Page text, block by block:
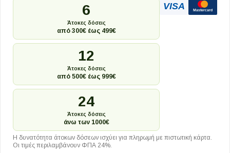
6
Άτοκες δόσεις
από 300€ έως 499€
12
Άτοκες δόσεις
από 500€ έως 999€
24
Άτοκες δόσεις
άνω των 1000€
VISA Mastercard
Η δυνατότητα άτοκων δόσεων ισχύει για πληρωμή με πιστωτική κάρτα.
Οι τιμές περιλαμβάνουν ΦΠΑ 24%.